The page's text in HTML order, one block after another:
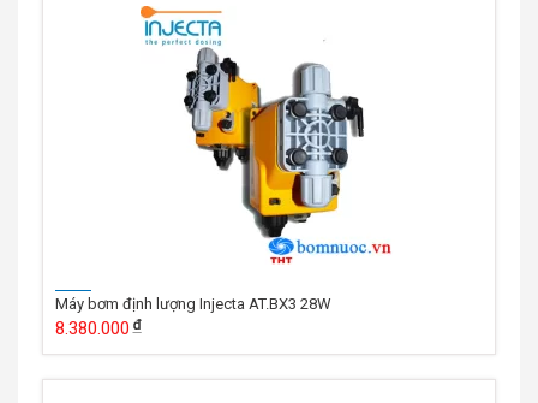
Máy bơm định lượng Injecta AT.BX3 28W
8.380.000